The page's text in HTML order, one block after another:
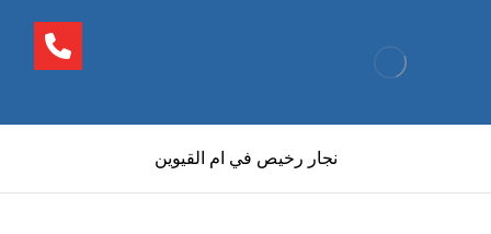
نجار رخيص في ام القيوين